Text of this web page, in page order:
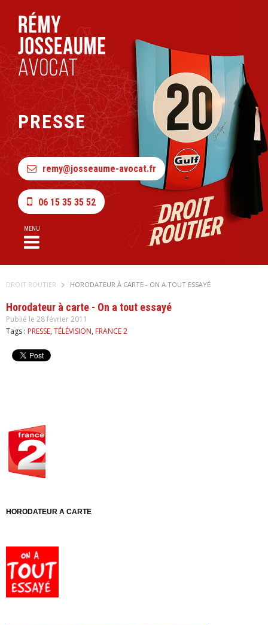
PRESSE
remy@josseaume-avocat.fr
06 15 35 35 52
MENU
DROIT ROUTIER HORODATEUR À CARTE - ON A TOUT ESSAYÉ
Horodateur à carte - On a tout essayé
Publié le 28 février 2011
Tags : PRESSE, TÉLÉVISION, FRANCE 2
HORODATEUR A CARTE